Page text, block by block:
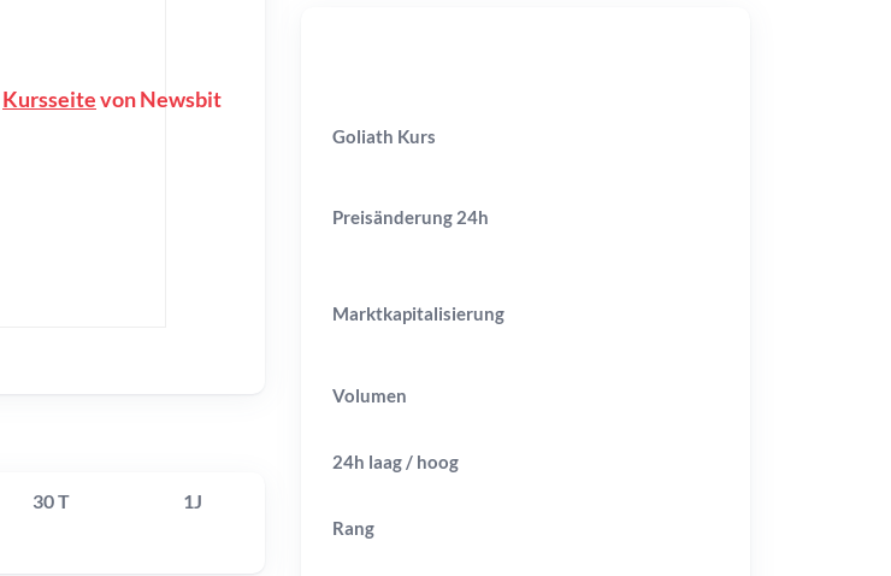
Kursseitevon Newsbit
30 T 1J
Goliath Kurs
Preisänderung 24h
Marktkapitalisierung
Volumen
24h laag / hoog
Rang